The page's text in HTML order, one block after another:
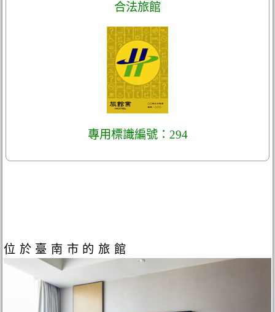
合法旅館
專用標識編號：294
位於臺南市的旅館